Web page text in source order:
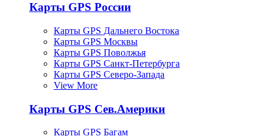
Карты GPS России
Карты GPS Дальнего Востока
Карты GPS Москвы
Карты GPS Поволжья
Карты GPS Санкт-Петербурга
Карты GPS Северо-Запада
View More
Карты GPS Сев.Америки
Карты GPS Багам